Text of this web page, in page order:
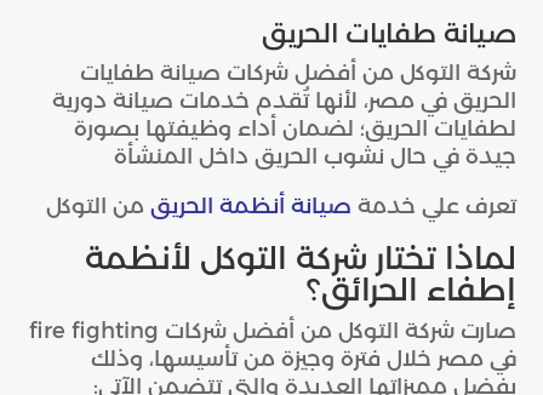
صيانة طفايات الحريق
شركة التوكل من أفضل شركات صيانة طفايات
الحريق في مصر، لأنها تُقدم خدمات صيانة دورية
لطفايات الحريق؛ لضمان أداء وظيفتها بصورة
جيدة في حال نشوب الحريق داخل المنشأة
تعرف علي خدمة صيانة أنظمة الحريق من التوكل
لماذا تختار شركة التوكل لأنظمة
إطفاء الحرائق؟
صارت شركة التوكل من أفضل شركات fire fighting
في مصر خلال فترة وجيزة من تأسيسها، وذلك
بفضل مميزاتها العديدة والتي تتضمن الآتي: